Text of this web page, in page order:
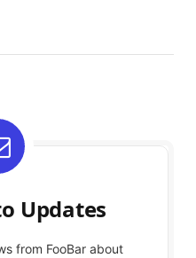
Updates
from FooBar about